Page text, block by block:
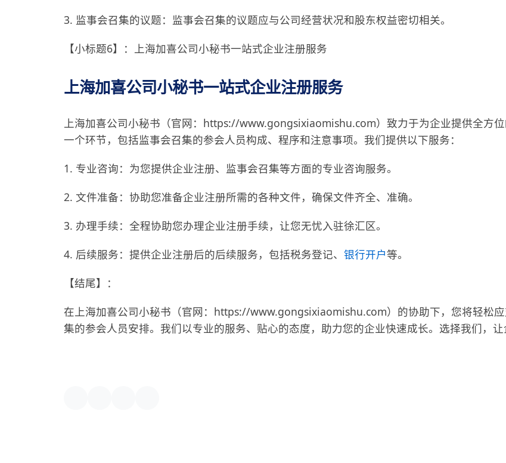
3. 监事会召集的议题：监事会召集的议题应与公司经营状况和股东权益密切相关。
【小标题6】：上海加喜公司小秘书一站式企业注册服务
上海加喜公司小秘书一站式企业注册服务
上海加喜公司小秘书（官网：https://www.gongsixiaomishu.com）致力于为企业提供全方
一个环节，包括监事会召集的参会人员构成、程序和注意事项。我们提供以下服务：
1. 专业咨询：为您提供企业注册、监事会召集等方面的专业咨询服务。
2. 文件准备：协助您准备企业注册所需的各种文件，确保文件齐全、准确。
3. 办理手续：全程协助您办理企业注册手续，让您无忧入驻徐汇区。
4. 后续服务：提供企业注册后的后续服务，包括税务登记、 银行开户等。
【结尾】：
在上海加喜公司小秘书（官网：https://www.gongsixiaomishu.com）的协助下，您将轻松
集的参会人员安排。我们以专业的服务、贴心的态度，助力您的企业快速成长。选择我们，让